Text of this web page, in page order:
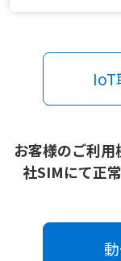
IoT
お客様のご利
社SIMにて正